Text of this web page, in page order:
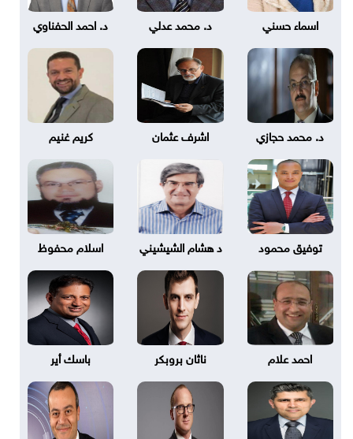
اسماء حسني د. محمد عدلي د. احمد الحفناوي
د. محمد حجازي اشرف عثمان كريم غنيم
توفيق محمود د هشام الشيشيني اسلام محفوظ
احمد علام ناثان بروبكر باسك أير